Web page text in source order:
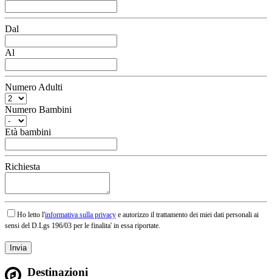
Dal
Al
Numero Adulti
Numero Bambini
Età bambini
Richiesta
Ho letto l'informativa sulla privacy e autorizzo il trattamento dei miei dati personali ai
sensi del D.Lgs 196/03 per le finalita' in essa riportate.
Destinazioni